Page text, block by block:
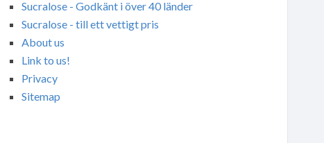
Sucralose - Godkänt i över 40 länder
Sucralose - till ett vettigt pris
About us
Link to us!
Privacy
Sitemap